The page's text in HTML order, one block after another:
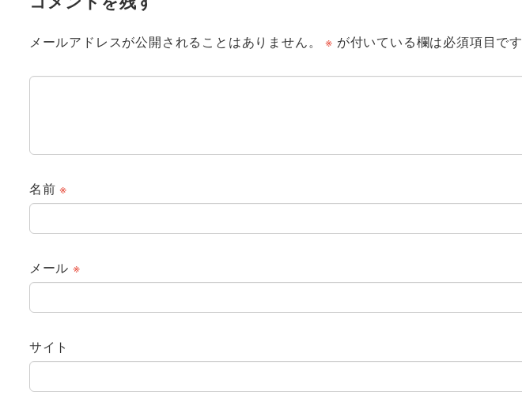
メールアドレスが公開されることはありません。 ※ が付いている欄は必須項目です
名前※
メール ※
サイト